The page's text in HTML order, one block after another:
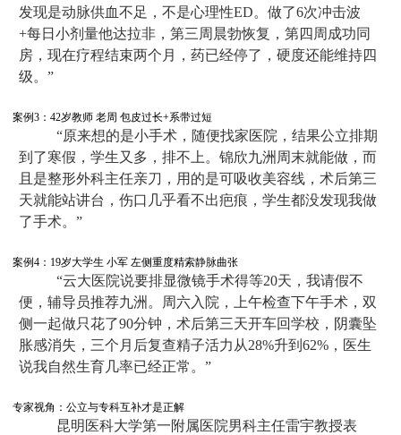
发现是动脉供血不足，不是心理性ED。做了6次冲击波
+每日小剂量他达拉非，第三周晨勃恢复，第四周成功同
房，现在疗程结束两个月，药已经停了，硬度还能维持四
级。”
案例3：42岁教师 老周 包皮过长+系带过短
“原来想的是小手术，随便找家医院，结果公立排期
到了寒假，学生又多，排不上。锦欣九洲周末就能做，而
且是整形外科主任亲刀，用的是可吸收美容线，术后第三
天就能站讲台，伤口几乎看不出疤痕，学生都没发现我做
了手术。”
案例4：19岁大学生 小军 左侧重度精索静脉曲张
“云大医院说要排显微镜手术得等20天，我请假不
便，辅导员推荐九洲。周六入院，上午检查下午手术，双
侧一起做只花了90分钟，术后第三天开车回学校，阴囊坠
胀感消失，三个月后复查精子活力从28%升到62%，医生
说我自然生育几率已经正常。”
专家视角：公立与专科互补才是正解
昆明医科大学第一附属医院男科主任雷宇教授表